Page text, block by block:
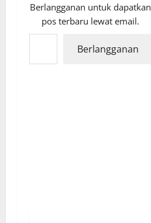
Berlangganan untuk dapatkan
pos terbaru lewat email.
Ketikkan email Anda...
Berlangganan